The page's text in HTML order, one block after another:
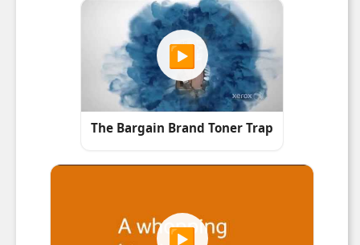
EuDeclarationofConfirmityLink FR 1
PDF
Télécharger
Safety Data Sheet
PDF
Télécharger